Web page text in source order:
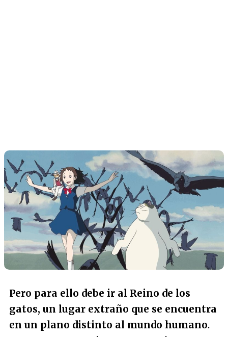
Pero para ello debe ir al Reino de los
gatos, un lugar extraño que se encuentra
en un plano distinto al mundo humano.